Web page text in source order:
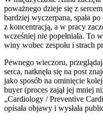
poważnego dzieje się z
bardziej wyczerpana, spała
z koncentracją, a w pracy
wcześniej nie popełniała. To
winy wobec zespołu i strach
Pewnego wieczoru,
serca, natknęła się na post
jako sposób na ominięcie
buyer (proces zajął jej mniej
„Cardiology / Preventive
opisała objawy i wysłała